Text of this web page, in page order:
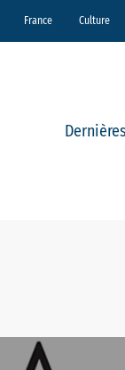
France Culture